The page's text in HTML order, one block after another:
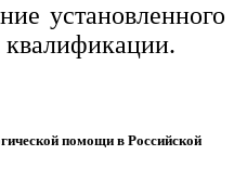
установленного
помощи в Российской